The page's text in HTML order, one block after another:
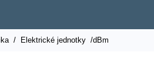
/ Elektrické jednotky /dBm